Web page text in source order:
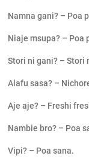
Namna gani? – Poa
Niaje msupa? – Poa
Stori ni gani? – Stori
Alafu sasa? –
Aje aje? – Freshi
Nambie bro? – Poa
Vipi? – Poa sana.